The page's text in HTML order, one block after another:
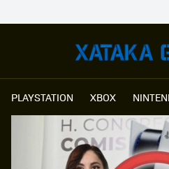
PLAYSTATION XBOX